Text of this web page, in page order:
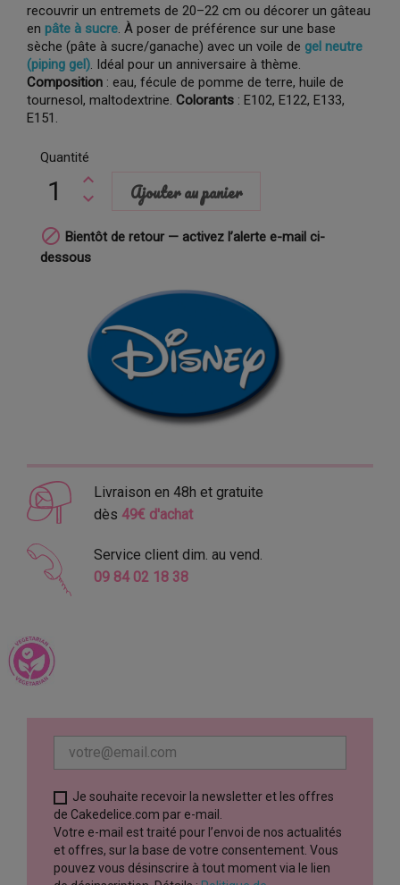
recouvrir un entremets de 20–22 cm ou décorer un gâteau
en pâte à sucre. À poser de préférence sur une base
sèche (pâte à sucre/ganache) avec un voile de gel neutre
(piping gel). Idéal pour un anniversaire à thème.
Composition : eau, fécule de pomme de terre, huile de
tournesol, maltodextrine. Colorants : E102, E122, E133,
E151.
Quantité
Ajouter au panier
 Bientôt de retour — activez l’alerte e-mail ci-
dessous
Livraison en 48h et gratuite
dès 49€ d'achat
Service client dim. au vend.
09 84 02 18 38
Je souhaite recevoir la newsletter et les offres
de Cakedelice.com par e-mail.
Votre e-mail est traité pour l’envoi de nos actualités
et offres, sur la base de votre consentement. Vous
pouvez vous désinscrire à tout moment via le lien